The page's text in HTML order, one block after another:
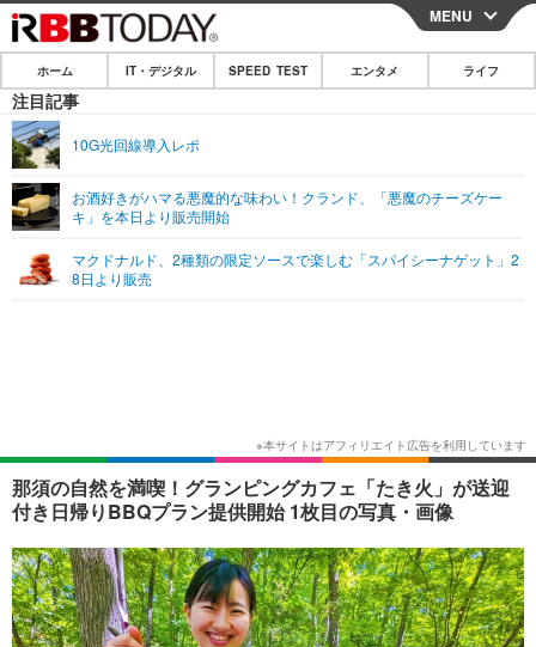
CLOSE
ホーム
IT・デジタル
ネタ
ショッピング その他
SPEED TEST
エンタメ
エンタメTOP
ショッピング その他
ライフ
MENU
ホーム IT・デジタル SPEED TEST エンタメ ライフ
注目記事
10G光回線導入レポ
お酒好きがハマる悪魔的な味わい！クランド、「悪魔のチーズケー
キ」を本日より販売開始
マクドナルド、2種類の限定ソースで楽しむ「スパイシーナゲット」2
8日より販売
那須の自然を満喫！グランピングカフェ「たき火」が送迎
付き日帰りBBQプラン提供開始 1枚目の写真・画像